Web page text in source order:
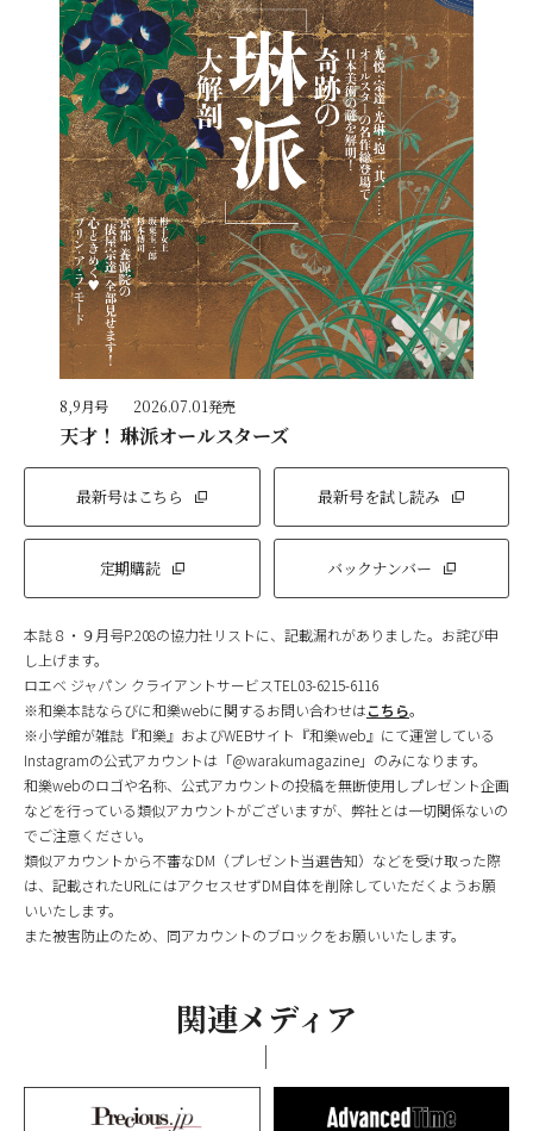
8,9月号 2026.07.01発売
天才！ 琳派オールスターズ
最新号はこちら 最新号を試し読み
定期購読 バックナンバー
本誌８・９月号P.208の協力社リストに、記載漏れがありました。お詫び申
し上げます。
ロエベ ジャパン クライアントサービスTEL03-6215-6116
※和樂本誌ならびに和樂webに関するお問い合わせはこちら。
※小学館が雑誌『和樂』およびWEBサイト『和樂web』にて運営している
Instagramの公式アカウントは「@warakumagazine」のみになります。
和樂webのロゴや名称、公式アカウントの投稿を無断使用しプレゼント企画
などを行っている類似アカウントがございますが、弊社とは一切関係ないの
でご注意ください。
類似アカウントから不審なDM（プレゼント当選告知）などを受け取った際
は、記載されたURLにはアクセスせずDM自体を削除していただくようお願
いいたします。
また被害防止のため、同アカウントのブロックをお願いいたします。
関連メディア